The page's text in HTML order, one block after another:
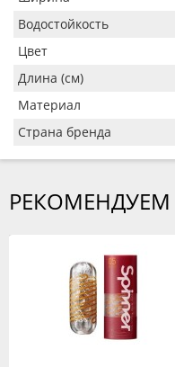
Водостойкость
Цвет
Длина (см)
Материал
Страна бренда